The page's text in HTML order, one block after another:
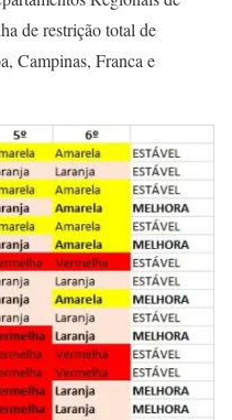
de restrição total de
Campinas, Franca e